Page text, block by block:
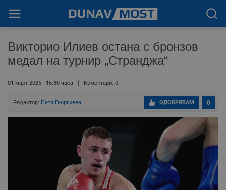
Викторио Илиев остана с бронзов
медал на турнир „Странджа“
01 март 2025 - 16:30 часа Коментари: 0
Редактор: Петя Георгиева 0
ОДОБРЯВАМ